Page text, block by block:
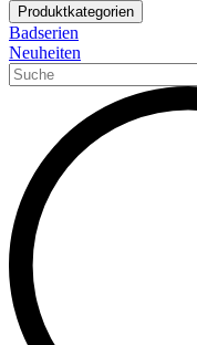
Produktkategorien
Badserien
Neuheiten